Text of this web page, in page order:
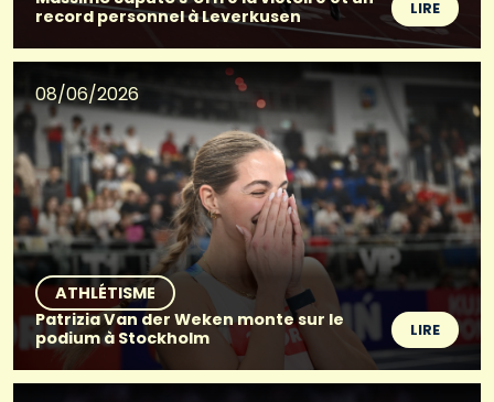
record personnel à Leverkusen
LIRE
08/06/2026
ATHLÉTISME
Patrizia Van der Weken monte sur le
podium à Stockholm
LIRE